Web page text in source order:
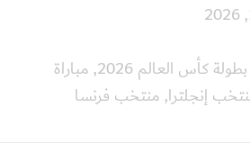
بطولة كأس العالم 2026 , مباراة
إنجلترا, منتخب فرنسا